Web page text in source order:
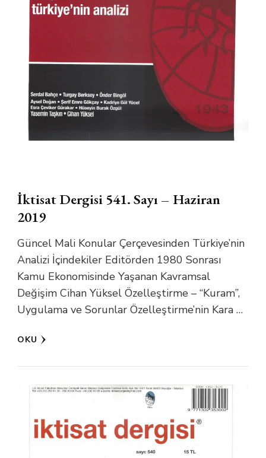
İktisat Dergisi 541. Sayı – Haziran
2019
Güncel Mali Konular Çerçevesinden Türkiye’nin
Analizi İçindekiler Editörden 1980 Sonrası
Kamu Ekonomisinde Yaşanan Kavramsal
Değişim Cihan Yüksel Özelleştirme – “Kuram”,
Uygulama ve Sorunlar Özelleştirme’nin Kara …
OKU